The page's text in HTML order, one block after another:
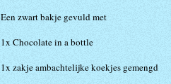
Een zwart bakje gevuld met
1x Chocolate in a bottle
1x zakje ambachtelijke koekjes gemengd